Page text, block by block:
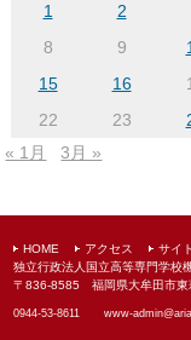
1 2
8
9
15
16
22
23
« 1月
3月 »
HOME アクセス サイ
独立行政法人国立高等専門学
〒836-8585 福岡県大牟田市東
0944-53-8611 www-admin@